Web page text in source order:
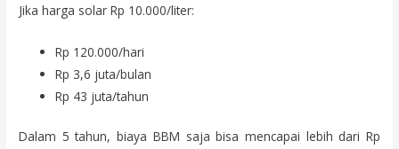
Jika harga solar Rp 10.000/liter:
Rp 120.000/hari
Rp 3,6 juta/bulan
Rp 43 juta/tahun
Dalam 5 tahun, biaya BBM saja bisa mencapai lebih dari Rp